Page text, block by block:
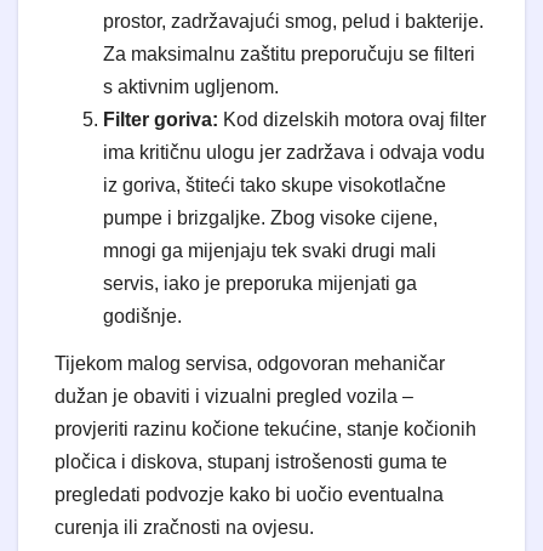
prostor, zadržavajući smog, pelud i bakterije.
Za maksimalnu zaštitu preporučuju se filteri
s aktivnim ugljenom.
Filter goriva: Kod dizelskih motora ovaj filter
ima kritičnu ulogu jer zadržava i odvaja vodu
iz goriva, štiteći tako skupe visokotlačne
pumpe i brizgaljke. Zbog visoke cijene,
mnogi ga mijenjaju tek svaki drugi mali
servis, iako je preporuka mijenjati ga
godišnje.
Tijekom malog servisa, odgovoran mehaničar
dužan je obaviti i vizualni pregled vozila –
provjeriti razinu kočione tekućine, stanje kočionih
pločica i diskova, stupanj istrošenosti guma te
pregledati podvozje kako bi uočio eventualna
curenja ili zračnosti na ovjesu.